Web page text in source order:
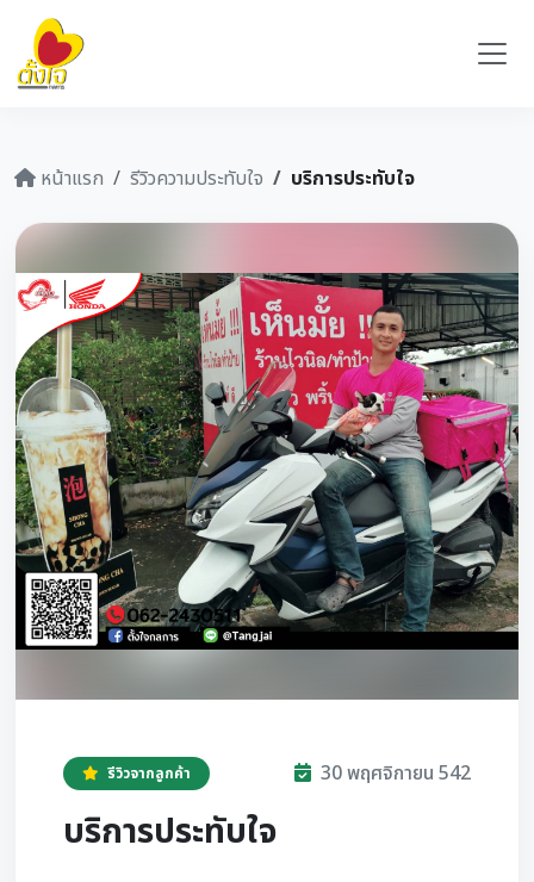
หน้าแรก รีวิวความประทับใจ บริการประทับใจ
รีวิวจากลูกค้า 30 พฤศจิกายน 542
บริการประทับใจ